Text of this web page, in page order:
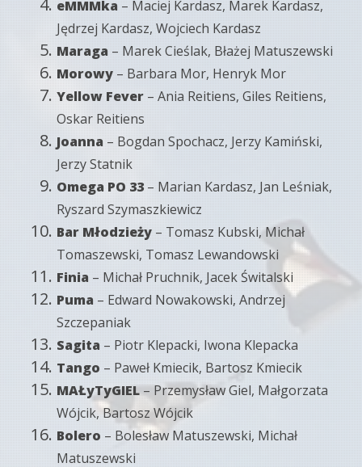
eMMMka – Maciej Kardasz, Marek Kardasz,
Jędrzej Kardasz, Wojciech Kardasz
Maraga – Marek Cieślak, Błażej Matuszewski
Morowy – Barbara Mor, Henryk Mor
Yellow Fever – Ania Reitiens, Giles Reitiens,
Oskar Reitiens
Joanna – Bogdan Spochacz, Jerzy Kamiński,
Jerzy Statnik
Omega PO 33– Marian Kardasz, Jan Leśniak,
Ryszard Szymaszkiewicz
Bar Młodzieży – Tomasz Kubski, Michał
Tomaszewski, Tomasz Lewandowski
Finia – Michał Pruchnik, Jacek Świtalski
Puma – Edward Nowakowski, Andrzej
Szczepaniak
Sagita – Piotr Klepacki, Iwona Klepacka
Tango – Paweł Kmiecik, Bartosz Kmiecik
MAŁyTyGIEL – Przemysław Giel, Małgorzata
Wójcik, Bartosz Wójcik
Bolero – Bolesław Matuszewski, Michał
Matuszewski